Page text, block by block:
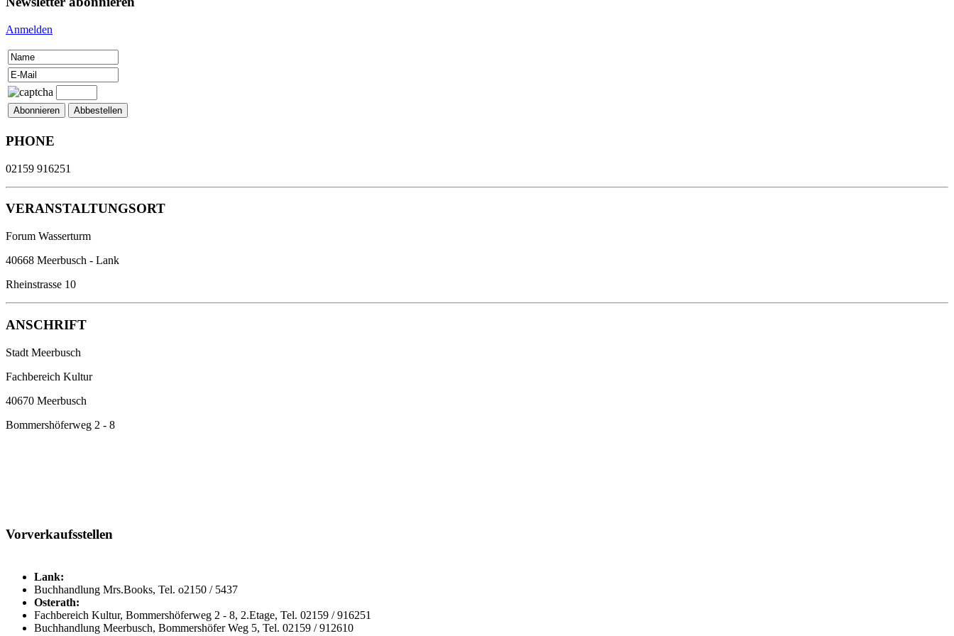
Anmelden
PHONE
02159 916251
VERANSTALTUNGSORT
Forum Wasserturm
40668 Meerbusch - Lank
Rheinstrasse 10
ANSCHRIFT
Stadt Meerbusch
Fachbereich Kultur
40670 Meerbusch
Bommershöferweg 2 - 8
Vorverkaufsstellen
Lank:
Buchhandlung Mrs.Books, Tel. o2150 / 5437
Osterath:
Fachbereich Kultur, Bommershöferweg 2 - 8, 2.Etage, Tel. 02159 / 916251
Buchhandlung Meerbusch, Bommershöfer Weg 5, Tel. 02159 / 912610